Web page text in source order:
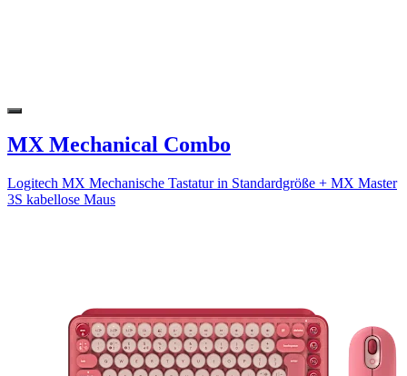
MX Mechanical Combo
Logitech MX Mechanische Tastatur in Standardgröße + MX Master
3S kabellose Maus